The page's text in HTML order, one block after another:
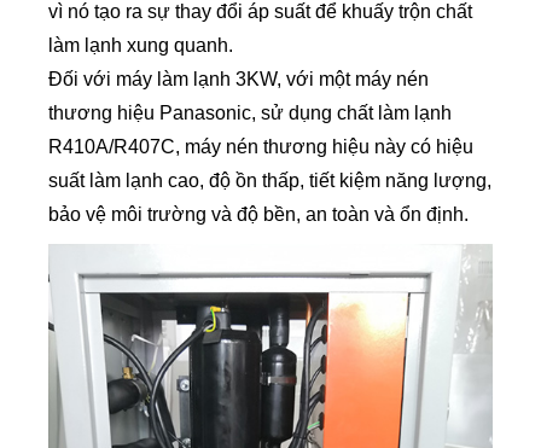
vì nó tạo ra sự thay đổi áp suất để khuấy trộn chất
làm lạnh xung quanh.
Đối với máy làm lạnh 3KW, với một máy nén
thương hiệu Panasonic, sử dụng chất làm lạnh
R410A/R407C, máy nén thương hiệu này có hiệu
suất làm lạnh cao, độ ồn thấp, tiết kiệm năng lượng,
bảo vệ môi trường và độ bền, an toàn và ổn định.